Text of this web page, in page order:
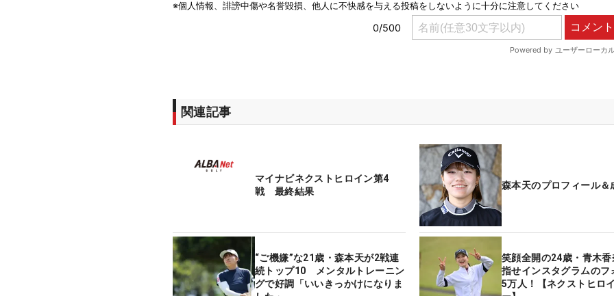
関連記事
マイナビネクストヒロイン第4
戦 最終結果
森本天のプロフィール＆
“ご機嫌”な21歳・森本天が2戦連
続トップ10 メンタルトレーニン
グで好調「いいきっかけになりま
笑顔全開の24歳・青木
指せインスタグラムのフ
5万人！【ネクストヒロ